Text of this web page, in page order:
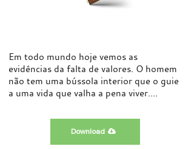
Em todo mundo hoje vemos as
evidências da falta de valores. O homem
não tem uma bússola interior que o guie
a uma vida que valha a pena viver....
Download